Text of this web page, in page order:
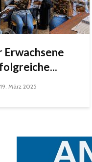
Erwachsene
19. März 2025